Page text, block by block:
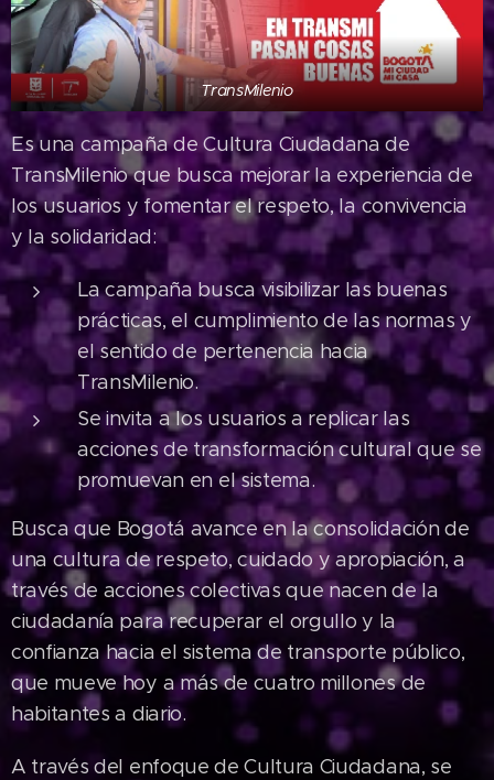
TransMilenio
Es una campaña de Cultura Ciudadana de
TransMilenio que busca mejorar la experiencia de
los usuarios y fomentar el respeto, la convivencia
y la solidaridad:
La campaña busca visibilizar las buenas
prácticas, el cumplimiento de las normas y
el sentido de pertenencia hacia
TransMilenio.
Se invita a los usuarios a replicar las
acciones de transformación cultural que se
promuevan en el sistema.
Busca que Bogotá avance en la consolidación de
una cultura de respeto, cuidado y apropiación, a
través de acciones colectivas que nacen de la
ciudadanía para recuperar el orgullo y la
confianza hacia el sistema de transporte público,
que mueve hoy a más de cuatro millones de
habitantes a diario.
A través del enfoque de Cultura Ciudadana, se